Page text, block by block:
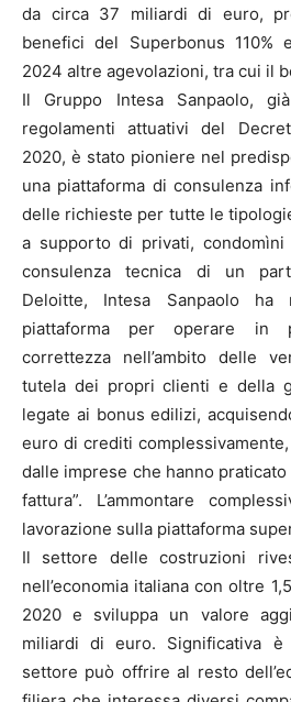
da circa 37 miliardi di euro,
benefici del Superbonus 110%
2024 altre agevolazioni, tra cui il
Il Gruppo Intesa Sanpaolo,
regolamenti attuativi del
2020, è stato pioniere nel
una piattaforma di consulenza
delle richieste per tutte le
a supporto di privati, condomìni
consulenza tecnica di un
Deloitte, Intesa Sanpaolo
piattaforma per operare in
correttezza nell’ambito delle
tutela dei propri clienti e della
legate ai bonus edilizi,
euro di crediti
dalle imprese che hanno
fattura”. L’ammontare
lavorazione sulla piattaforma
Il settore delle costruzioni
nell’economia italiana con oltre
2020 e sviluppa un valore
miliardi di euro. Significativa
settore può offrire al resto